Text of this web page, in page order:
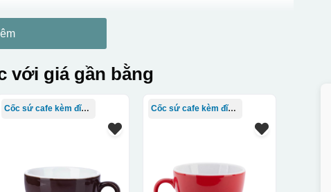
với giá gần bằng
Cốc sứ cafe kèm đĩa Bát Tràng Cốc sứ cafe kèm đĩa Bát Tràng